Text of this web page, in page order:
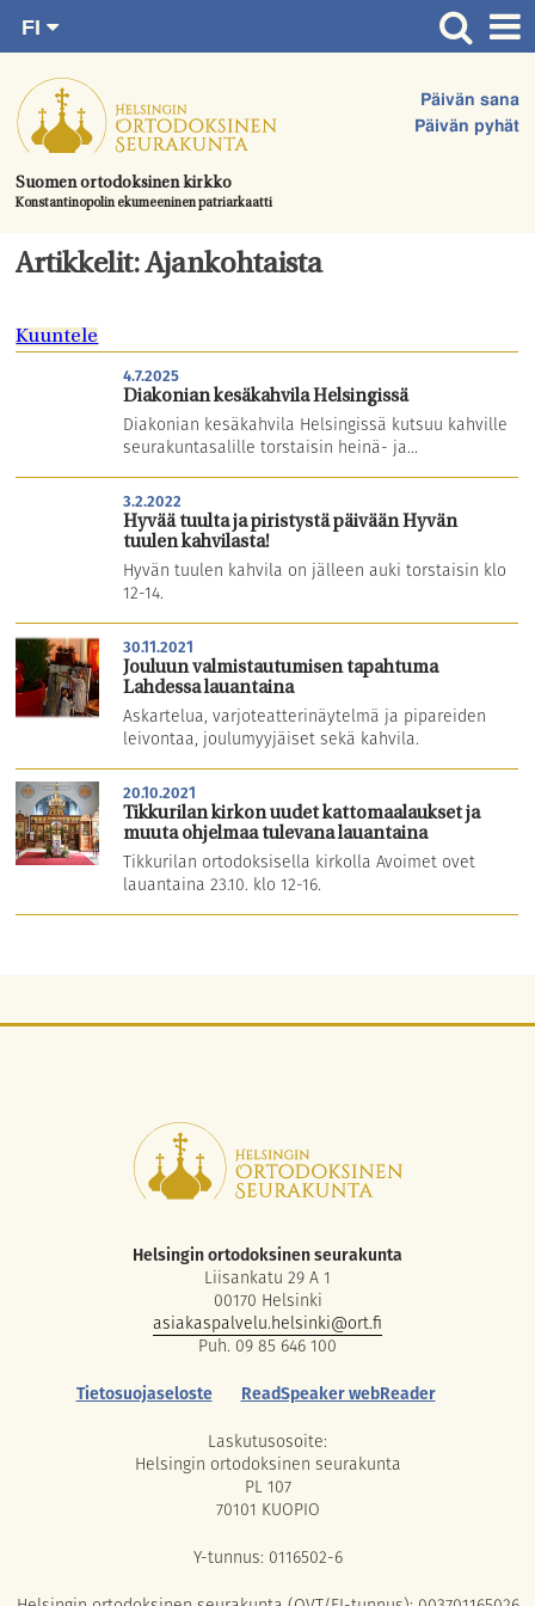
suoraan
sisältöön.
Suomen ortodoksinen kirkko
Konstantinopolin ekumeeninen patriarkaatti
Päivän sana
Päivän pyhät
FI
SV
EN
UA
Etusivu
Ajankohtaista
Juhlat & toimitukset
Kirkot
Tule mukaan
Hautausmaa
Yhteystiedot
Artikkelit: Ajankohtaista
Kuuntele
4.7.2025
Diakonian kesäkahvila Helsingissä
Diakonian kesäkahvila Helsingissä kutsuu kahville
seurakuntasalille torstaisin heinä- ja...
3.2.2022
Hyvää tuulta ja piristystä päivään Hyvän
tuulen kahvilasta!
Hyvän tuulen kahvila on jälleen auki torstaisin klo
12-14.
30.11.2021
Jouluun valmistautumisen tapahtuma
Lahdessa lauantaina
Askartelua, varjoteatterinäytelmä ja pipareiden
leivontaa, joulumyyjäiset sekä kahvila.
20.10.2021
Tikkurilan kirkon uudet kattomaalaukset ja
muuta ohjelmaa tulevana lauantaina
Tikkurilan ortodoksisella kirkolla Avoimet ovet
lauantaina 23.10. klo 12-16.
Helsingin ortodoksinen seurakunta
Liisankatu 29 A 1
00170 Helsinki
asiakaspalvelu.helsinki@ort.fi
Puh. 09 85 646 100
Tietosuojaseloste
ReadSpeaker webReader
Laskutusosoite:
Helsingin ortodoksinen seurakunta
PL 107
70101 KUOPIO
Y-tunnus: 0116502-6